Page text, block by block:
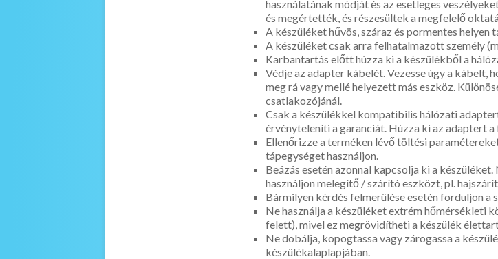
használatának módját és az esetleges
és megértették, és részesültek a megfelelő
A készüléket hűvös, száraz és pormentes helyen
A készüléket csak arra felhatalmazott személy
Karbantartás előtt húzza ki a készülékből a
Védje az adapter kábelét. Vezesse úgy a kábelt,
meg rá vagy mellé helyezett más eszköz.
csatlakozójánál.
Csak a készülékkel kompatibilis hálózati
érvényteleníti a garanciát. Húzza ki az adaptert
Ellenőrizze a terméken lévő töltési
tápegységet használjon.
Beázás esetén azonnal kapcsolja ki a
használjon melegítő / szárító eszközt, pl.
Bármilyen kérdés felmerülése esetén forduljon a
Ne használja a készüléket extrém hőmérsékleti
felett), mivel ez megrövidítheti a készülék
Ne dobálja, kopogtassa vagy zárogassa a
készülékalaplapjában.